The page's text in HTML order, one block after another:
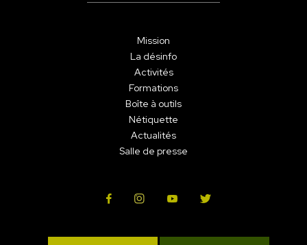
Mission
La désinfo
Activités
Formations
Boîte à outils
Nétiquette
Actualités
Salle de presse